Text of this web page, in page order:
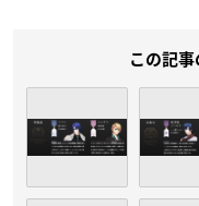
この記事